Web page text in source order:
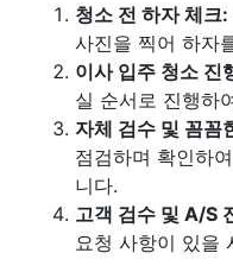
청소 전 하자 체크:
사진을 찍어 하자
이사 입주 청소 진
실 순서로 진행하
자체 검수 및 꼼꼼
점검하며 확인하
니다.
고객 검수 및 A/S
요청 사항이 있을